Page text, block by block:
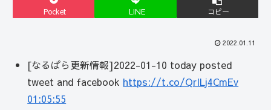
Pocket LINE コピー
2022.01.11
[なるぱら更新情報]2022-01-10 today posted
tweet and facebook https://t.co/QrILj4CmEv
01:05:55